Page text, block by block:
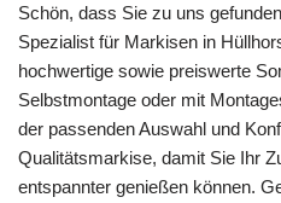
Schön, dass Sie zu uns
Spezialist für Markisen in
hochwertige sowie preiswerte
Selbstmontage oder mit
der passenden Auswahl und
Qualitätsmarkise, damit Sie Ihr
entspannter genießen können.